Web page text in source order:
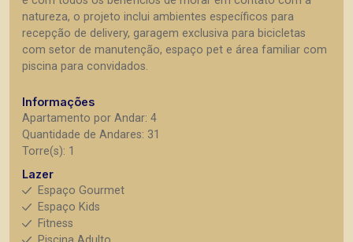
natureza, o projeto inclui ambientes específicos para
recepção de delivery, garagem exclusiva para bicicletas
com setor de manutenção, espaço pet e área familiar com
piscina para convidados.
Informações
Apartamento por Andar: 4
Quantidade de Andares: 31
Torre(s): 1
Lazer
Espaço Gourmet
Espaço Kids
Fitness